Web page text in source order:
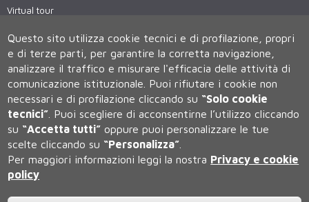
Virtual tour
Università degli Studi di Siena
Rettorato, via Banchi di Sotto 55, 53100 Siena ITALIA
P.IVA 00273530527 | C.F. 80002070524 | Caselle Pec:Posta
Elettronica Certificata
0577 235555 (dal lunedì al venerdì dalle 9.30 alle 10.30)
Questo sito utilizza cookie tecnici e di profilazione, propri
e di terze parti, per garantire la corretta navigazione,
analizzare il traffico e misurare l'efficacia delle attività di
comunicazione istituzionale. Puoi rifiutare i cookie non
necessari e di profilazione cliccando su “Solo cookie
tecnici” Puoi scegliere di acconsentirne l’utilizzo cliccando
su “Accetta tutti” oppure puoi personalizzare le tue
scelte cliccando su “Personalizza”
Per maggiori informazioni leggi la nostra Privacy e cookie
policy